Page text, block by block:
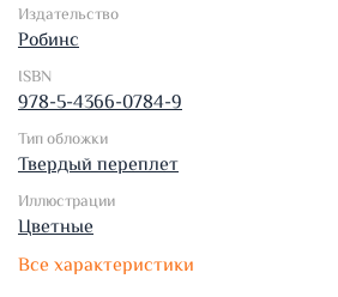
Издательство
Робинс
ISBN
978-5-4366-0784-9
Тип обложки
Твердый переплет
Иллюстрации
Цветные
Все характеристики